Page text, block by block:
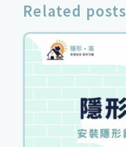
Related posts